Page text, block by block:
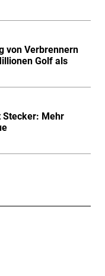
von Verbrennern
Golf als
Stecker: Mehr